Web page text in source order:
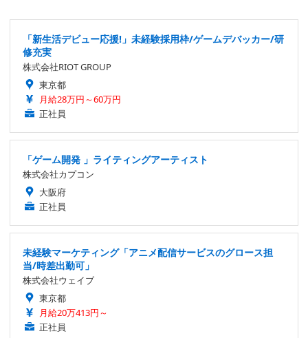
「新生活デビュー応援!」未経験採用枠/ゲームデバッカー/研
修充実
株式会社RIOT GROUP
東京都
月給28万円～60万円
正社員
「ゲーム開発 」ライティングアーティスト
株式会社カプコン
大阪府
正社員
未経験マーケティング「アニメ配信サービスのグロース担
当/時差出勤可」
株式会社ウェイブ
東京都
月給20万413円～
正社員